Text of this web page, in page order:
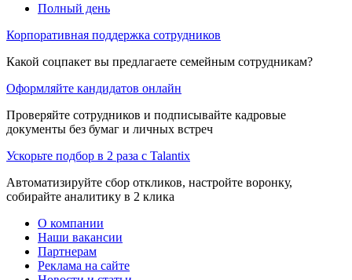
Полный день
Корпоративная поддержка сотрудников
Какой соцпакет вы предлагаете семейным сотрудникам?
Оформляйте кандидатов онлайн
Проверяйте сотрудников и подписывайте кадровые
документы без бумаг и личных встреч
Ускорьте подбор в 2 раза с Talantix
Автоматизируйте сбор откликов, настройте воронку,
собирайте аналитику в 2 клика
О компании
Наши вакансии
Партнерам
Реклама на сайте